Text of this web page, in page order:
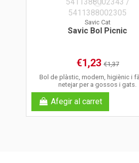
Savic Cat
Savic Bol Picnic
€1,23€1,37
Bol de plàstic, modern, higiènic i
netejar per a gossos i gats.
Afegir al carret